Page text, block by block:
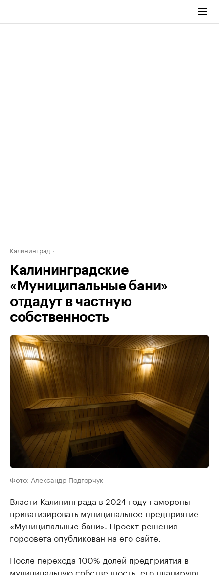
Калининград
Калининградские
«Муниципальные бани»
отдадут в частную
собственность
Фото: Александр Подгорчук
Власти Калининграда в 2024 году намерены
приватизировать муниципальное предприятие
«Муниципальные бани». Проект решения
горсовета опубликован на его сайте.
После перехода 100% долей предприятия в
муниципальную собственность, его планируют